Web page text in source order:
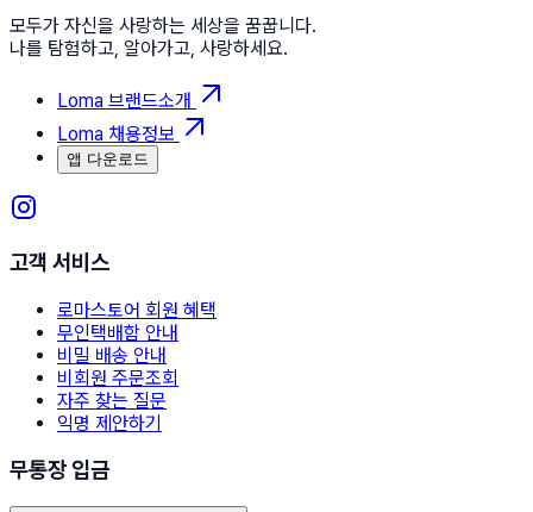
모두가 자신을 사랑하는 세상을 꿈꿉니다.
나를 탐험하고, 알아가고, 사랑하세요.
Loma 브랜드소개
Loma 채용정보
앱 다운로드
고객 서비스
로마스토어 회원 혜택
무인택배함 안내
비밀 배송 안내
비회원 주문조회
자주 찾는 질문
익명 제안하기
무통장 입금